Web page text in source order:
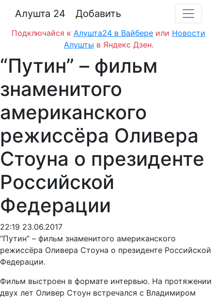
Алушта 24 Добавить
Подключайся к Алушта24 в Вайбере или Новости
Алушты в Яндекс Дзен.
“Путин” – фильм
знаменитого
американского
режиссёра Оливера
Стоуна о президенте
Российской
Федерации
22:19 23.06.2017
“Путин” – фильм знаменитого американского
режиссёра Оливера Стоуна о президенте Российской
Федерации.
Фильм выстроен в формате интервью. На протяжении
двух лет Оливер Стоун встречался с Владимиром